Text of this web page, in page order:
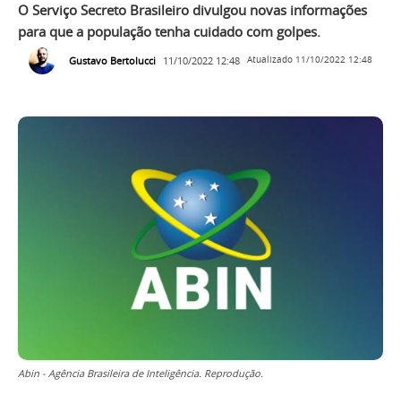
O Serviço Secreto Brasileiro divulgou novas informações
para que a população tenha cuidado com golpes.
Gustavo Bertolucci 11/10/2022 12:48 Atualizado 11/10/2022 12:48
Abin - Agência Brasileira de Inteligência. Reprodução.